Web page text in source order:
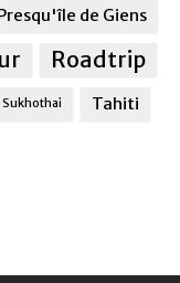
de Giens
Roadtrip
Sukhothai Tahiti